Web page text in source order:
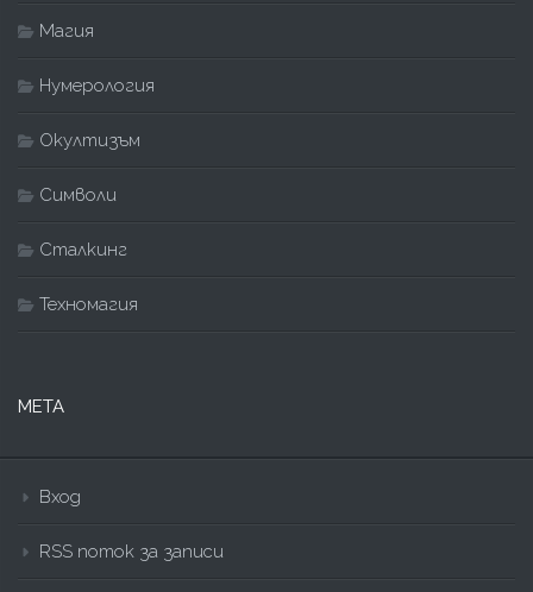
Магия
Нумерология
Окултизъм
Символи
Сталкинг
Техномагия
МЕТА
Вход
RSS поток за записи